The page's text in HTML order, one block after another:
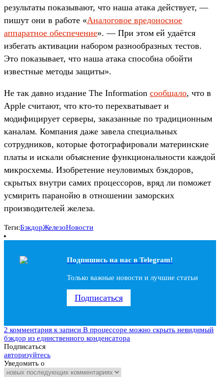
результаты показывают, что наша атака действует, —
пишут они в работе «Аналоговое вредоносное
аппаратное обеспечение». — При этом ей удаётся
избегать активации набором разнообразных тестов.
Это показывает, что наша атака способна обойти
известные методы защиты».
Не так давно издание The Information сообщало, что в
Apple считают, что кто-то перехватывает и
модифицирует серверы, заказанные по традиционным
каналам. Компания даже завела специальных
сотрудников, которые фотографировали материнские
платы и искали объяснение функциональности каждой
микросхемы. Изобретение неуловимых бэкдоров,
скрытых внутри самих процессоров, вряд ли поможет
усмирить паранойю в отношении заморских
производителей железа.
Теги:БэкдорЖелезоНовости
Подпишись на наc в Telegram!
Только важные новости и лучшие статьи
Подписаться
2 комментария к записи В процессоре можно скрыть невидимый
бэкдор из единственного конденсатора
Подписаться
авторизуйтесь
Уведомить о